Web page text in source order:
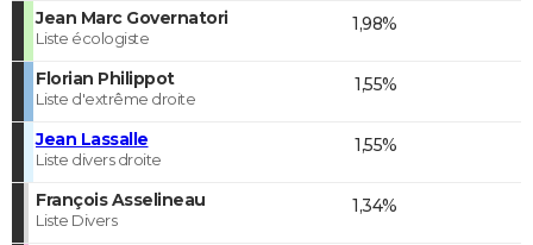
Jean Marc Governatori
Liste écologiste
1,98%
Florian Philippot
Liste d'extrême droite
1,55%
Jean Lassalle
Liste divers droite
1,55%
François Asselineau
Liste Divers
1,34%